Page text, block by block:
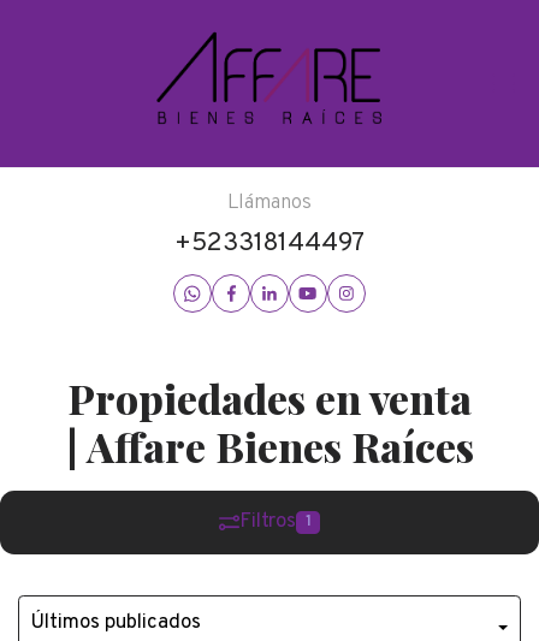
Llámanos
+523318144497
Propiedades en venta
| Affare Bienes Raíces
Filtros 1